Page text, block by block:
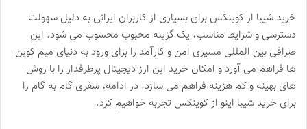
خرید شیبا از کوینکس برای بسیاری از کاربران ایرانی به دلیل سهولت
دسترسی و شرایط مناسب، یک گزینه محبوب محسوب می شود. این
صرافی بین المللی مسیری امن و کارآمد را برای ورود به دنیای میم کوین
ها فراهم می آورد و امکان خرید این ارز دیجیتال پرطرفدار را با روش
های بهینه و کم هزینه فراهم می سازد. در ادامه، سفری گام به گام را
برای خرید شیبا اینو از کوینکس تجربه خواهیم کرد.